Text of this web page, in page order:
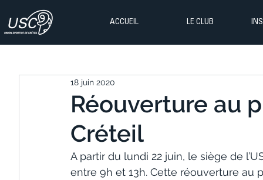
ACCUEIL LE CLUB
Réouverture au
Créteil
18 juin 2020
A partir du lundi 22 juin, le siège de
entre 9h et 13h. Cette réouverture